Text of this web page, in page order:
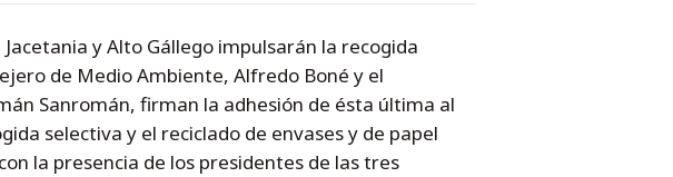
y Alto Gállego impulsarán la recogida
de Medio Ambiente, Alfredo Boné y el
Sanromán, firman la adhesión de ésta última al
selectiva y el reciclado de envases y de papel
la presencia de los presidentes de las tres